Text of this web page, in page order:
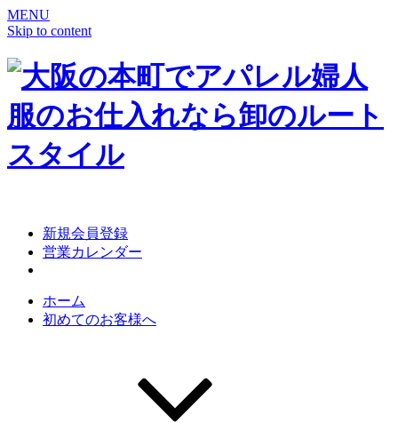
MENU
Skip to content
新規会員登録
営業カレンダー
ホーム
初めてのお客様へ